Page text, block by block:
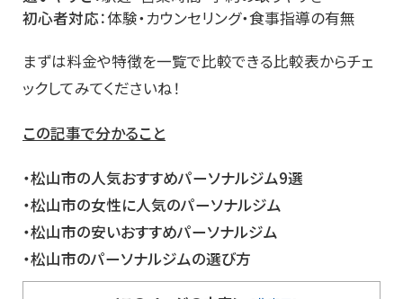
初心者対応：体験・カウンセリング・食事指導の有無
まずは料金や特徴を一覧で比較できる比較表からチェ
ックしてみてくださいね！
この記事で分かること
・松山市の人気おすすめパーソナルジム9選
・松山市の女性に人気のパーソナルジム
・松山市の安いおすすめパーソナルジム
・松山市のパーソナルジムの選び方